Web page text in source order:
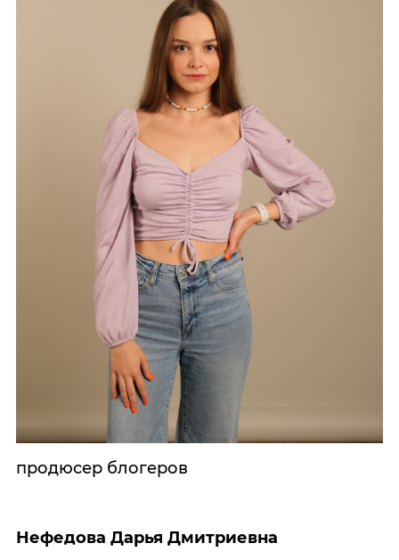
продюсер блогеров
Нефедова Дарья Дмитриевна